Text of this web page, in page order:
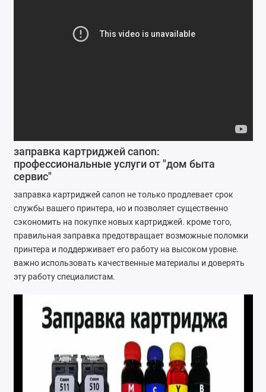
Показать все
заправка картриджей canon:
профессиональные услуги от "дом быта
сервис"
заправка картриджей canon не только продлевает срок
службы вашего принтера, но и позволяет существенно
сэкономить на покупке новых картриджей. кроме того,
правильная заправка предотвращает возможные поломки
принтера и поддерживает его работу на высоком уровне.
важно использовать качественные материалы и доверять
эту работу специалистам.